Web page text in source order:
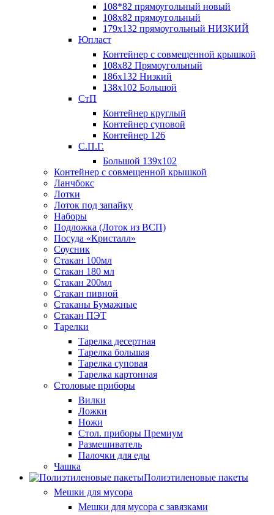
108*82 прямоугольный новый
108х82 прямоугольный
179х132 прямоугольный НИЗКИЙ
Юпласт
Контейнер с совмещенной крышкой
108х82 Прямоугольный
186х132 Низкий
138х102 Большой
СтП
Контейнер круглый
Контейнер суповой
Контейнер 126
С.П.Г.
Большой 139х102
Контейнер с совмещенной крышкой
Ланчбокс
Лотки
Лоток под запайку
Наборы
Подложка (Лоток из ВСП)
Посуда «Кристалл»
Соусник
Стакан 100мл
Стакан 180 мл
Стакан 200мл
Стакан пивной
Стаканы Бумажные
Стакан ПЭТ
Тарелки
Тарелка десертная
Тарелка большая
Тарелка суповая
Тарелка картонная
Столовые приборы
Вилки
Ложки
Ножи
Стол. приборы Премиум
Размешиватель
Палочки для еды
Чашка
Полиэтиленовые пакеты
Мешки для мусора
Мешки для мусора с завязками